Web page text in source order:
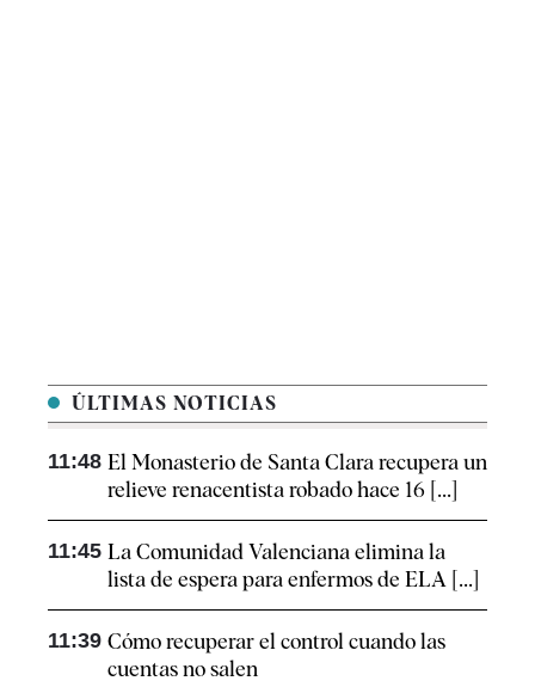
ÚLTIMAS NOTICIAS
11:48 El Monasterio de Santa Clara recupera un
relieve renacentista robado hace 16 [...]
11:45 La Comunidad Valenciana elimina la
lista de espera para enfermos de ELA [...]
11:39 Cómo recuperar el control cuando las
cuentas no salen